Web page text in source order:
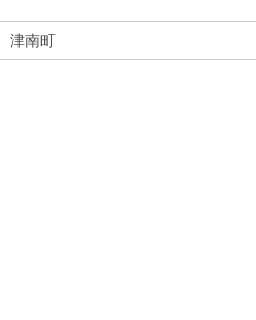
津南町